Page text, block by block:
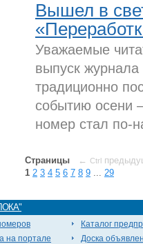
Вышел в
Уважаемые
выпуск
традиционно
событию осени
номер стал по-
Страницы ← Ctrl
1 2 3 4 5 6 7 8 9 ... 29
на портале
Каталог
Доска